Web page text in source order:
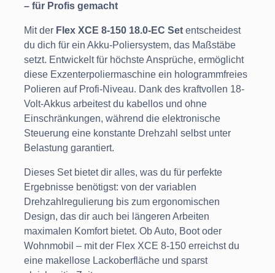
– für Profis gemacht
Mit der Flex XCE 8-150 18.0-EC Set entscheidest
du dich für ein Akku-Poliersystem, das Maßstäbe
setzt. Entwickelt für höchste Ansprüche, ermöglicht
diese Exzenterpoliermaschine ein hologrammfreies
Polieren auf Profi-Niveau. Dank des kraftvollen 18-
Volt-Akkus arbeitest du kabellos und ohne
Einschränkungen, während die elektronische
Steuerung eine konstante Drehzahl selbst unter
Belastung garantiert.
Dieses Set bietet dir alles, was du für perfekte
Ergebnisse benötigst: von der variablen
Drehzahlregulierung bis zum ergonomischen
Design, das dir auch bei längeren Arbeiten
maximalen Komfort bietet. Ob Auto, Boot oder
Wohnmobil – mit der Flex XCE 8-150 erreichst du
eine makellose Lackoberfläche und sparst